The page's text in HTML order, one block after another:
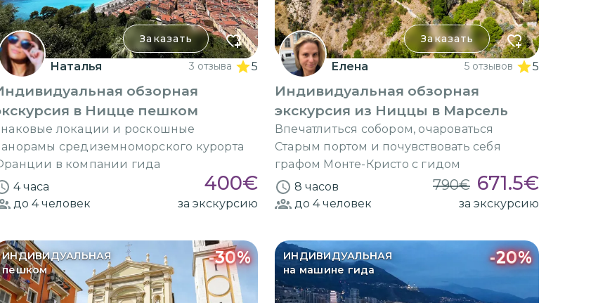
Заказать
Наталья 3 отзыва 5
обзорная
в Ницце пешком
локации и роскошные
средиземноморского курорта
в компании гида
4 часа
400€
до 4человек за экскурсию
Заказать
Елена 5 отзывов 5
Индивидуальная обзорная
экскурсия из Ниццы в Марсель
Впечатлиться собором, очароваться
Старым портом и почувствовать себя
графом Монте-Кристо с гидом
8 часов
790€ 671.5€
до 4человек за экскурсию
ИНДИВИДУАЛЬНАЯ
пешком
-30%
ИНДИВИДУАЛЬНАЯ
на машине гида
-20%